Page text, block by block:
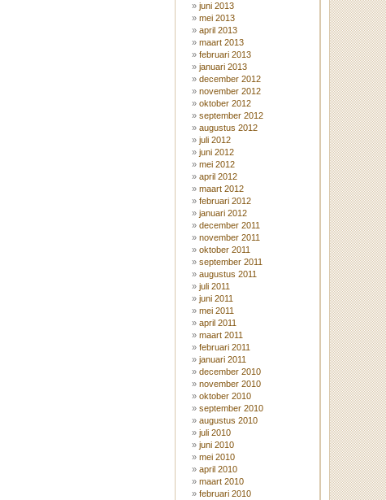
juni 2013
mei 2013
april 2013
maart 2013
februari 2013
januari 2013
december 2012
november 2012
oktober 2012
september 2012
augustus 2012
juli 2012
juni 2012
mei 2012
april 2012
maart 2012
februari 2012
januari 2012
december 2011
november 2011
oktober 2011
september 2011
augustus 2011
juli 2011
juni 2011
mei 2011
april 2011
maart 2011
februari 2011
januari 2011
december 2010
november 2010
oktober 2010
september 2010
augustus 2010
juli 2010
juni 2010
mei 2010
april 2010
maart 2010
februari 2010